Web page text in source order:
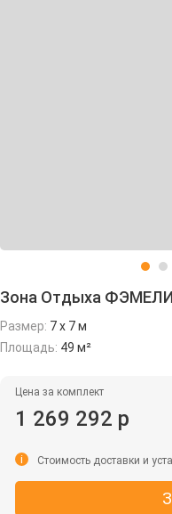
Зона Отдыха ФЭМЕЛИ
Размер: 7 х 7 м
Площадь: 49 м²
Цена за комплект
1 269 292 р
i Стоимость доставки и